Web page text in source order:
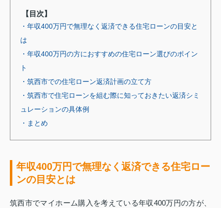
【目次】
・年収400万円で無理なく返済できる住宅ローンの目安と
は
・年収400万円の方におすすめの住宅ローン選びのポイン
ト
・筑西市での住宅ローン返済計画の立て方
・筑西市で住宅ローンを組む際に知っておきたい返済シミ
ュレーションの具体例
・まとめ
年収400万円で無理なく返済できる住宅ロー
ンの目安とは
筑西市でマイホーム購入を考えている年収400万円の方が、